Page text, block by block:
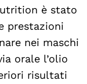
è stato
prestazioni
nei maschi
orale l’olio
risultati